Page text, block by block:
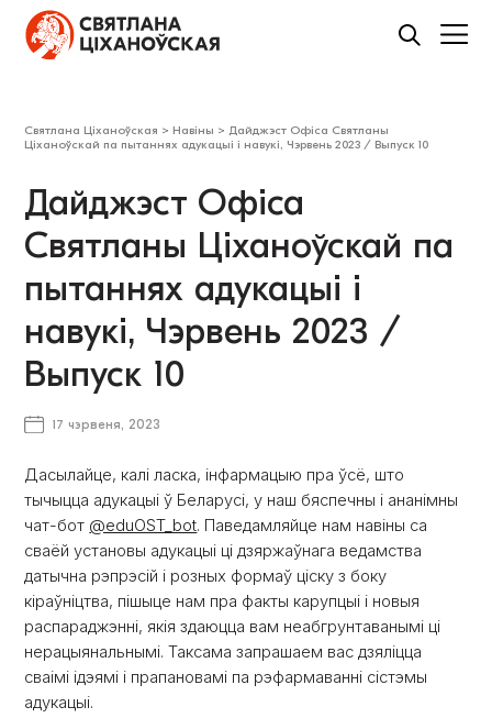
Святлана Ціханоўская > Навіны > Дайджэст Офіса Святланы
Ціханоўскай па пытаннях адукацыі і навукі, Чэрвень 2023 / Выпуск 10
Дайджэст Офіса
Святланы Ціханоўскай па
пытаннях адукацыі і
навукі, Чэрвень 2023 /
Выпуск 10
17 чэрвеня, 2023
Дасылайце, калі ласка, інфармацыю пра ўсё, што
тычыцца адукацыі ў Беларусі, у наш бяспечны і ананімны
чат-бот @eduOST_bot. Паведамляйце нам навіны са
сваёй установы адукацыі ці дзяржаўнага ведамства
датычна рэпрэсій і розных формаў ціску з боку
кіраўніцтва, пішыце нам пра факты карупцыі і новыя
распараджэнні, якія здаюцца вам неабгрунтаванымі ці
нерацыянальнымі. Таксама запрашаем вас дзяліцца
сваімі ідэямі і прапановамі па рэфармаванні сістэмы
адукацыі.